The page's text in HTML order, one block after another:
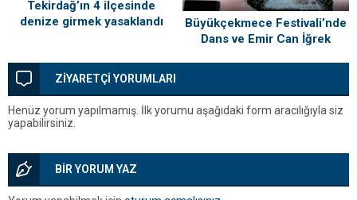
Tekirdağ’ın 4 ilçesinde
denize girmek yasaklandı
Büyükçekmece Festivali’nde
Dans ve Emir Can İğrek
ZİYARETÇİ YORUMLARI
Henüz yorum yapılmamış. İlk yorumu aşağıdaki form aracılığıyla siz
yapabilirsiniz.
BİR YORUM YAZ